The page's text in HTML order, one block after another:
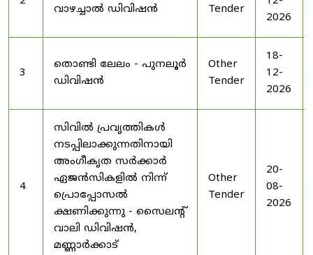
വാഴച്ചാൽ ഡിവിഷൻ
Tender
2026
3
തൊണ്ടി ലേലം - പുനലൂർ
ഡിവിഷൻ
Other
Tender
18-
12-
2026
4
സിവിൽ പ്രവൃത്തികൾ
നടപ്പിലാക്കുന്നതിനായി
അംഗീകൃത സർക്കാർ
ഏജൻസികളിൽ നിന്ന്
പ്രൊപ്പോസൽ
ക്ഷണിക്കുന്നു - സൈലന്റ്
വാലി ഡിവിഷൻ,
മണ്ണാർക്കാട്
Other
Tender
20-
08-
2026